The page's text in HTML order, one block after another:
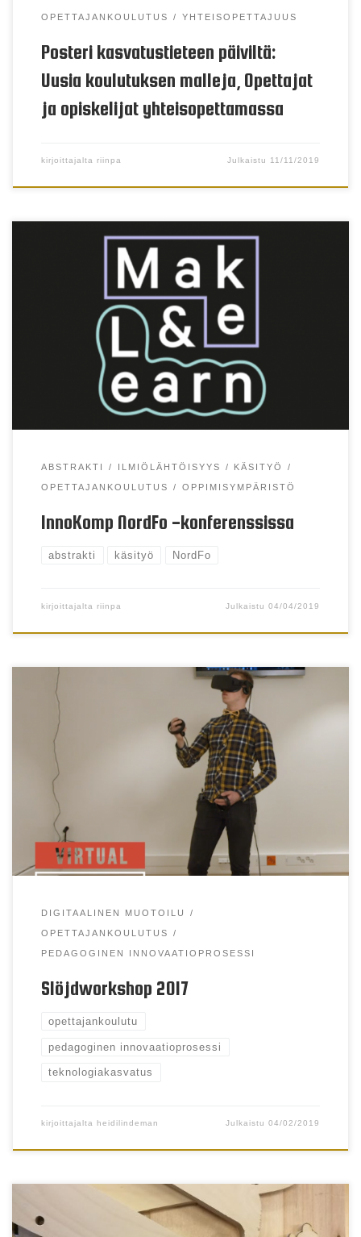
OPETTAJANKOULUTUS YHTEISOPETTAJUUS
Posteri kasvatustieteen päiviltä:
Uusia koulutuksen malleja, Opettajat
ja opiskelijat yhteisopettamassa
kirjoittajalta riinpa Julkaistu 11/11/2019
Redesigning school environment @Innokomp Noora
Salonen & Tellervo Härkki Department of Education,
University of Helsinki A new service-design
oriented craft project model that was piloted at
Helsinki, Finland, set pupils, teachers and student
teachers in new challenging roles. Pupils were
tasked to discover and redesign non-functional
areas from their school, […]
ABSTRAKTI ILMIÖLÄHTÖISYYS KÄSITYÖ
OPETTAJANKOULUTUS OPPIMISYMPÄRISTÖ
InnoKomp NordFo -konferenssissa
abstrakti käsityö NordFo
kirjoittajalta riinpa Julkaistu04/04/2019
Tuotesuunnittelukurssin aikana teknisentyön
opettajaopiskelijat tekivät kokeiluja mm.
digitaalisen muotoilun avulla virtuaalisessa
todellisuudessa. Työ toteutettiin workshopsarjana
yhteistyönä Åbo Akademin käsityökasvatuksen ja
Media Cityn Experience Labin kanssa.
Slöjdworkshop 2017 from Media City
Finland on Vimeo.
DIGITAALINEN MUOTOILU
OPETTAJANKOULUTUS
PEDAGOGINEN INNOVAATIOPROSESSI
Slöjdworkshop 2017
opettajankoulutu
pedagoginen innovaatioprosessi
teknologiakasvatus
kirjoittajalta heidilindeman Julkaistu04/02/2019